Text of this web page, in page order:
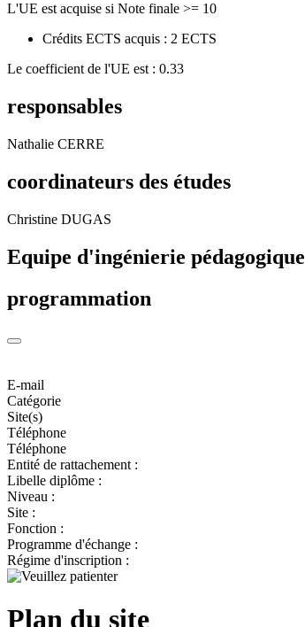
L'UE est acquise si Note finale >= 10
Crédits ECTS acquis : 2 ECTS
Le coefficient de l'UE est : 0.33
responsables
Nathalie CERRE
coordinateurs des études
Christine DUGAS
Equipe d'ingénierie pédagogique
programmation
E-mail
Catégorie
Site(s)
Téléphone
Téléphone
Entité de rattachement :
Libelle diplôme :
Niveau :
Site :
Fonction :
Programme d'échange :
Régime d'inscription :
Plan du site